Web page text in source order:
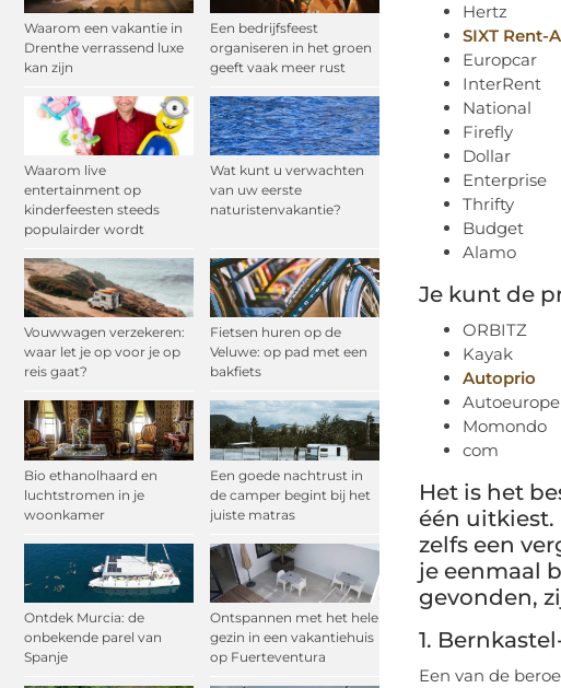
Waarom een vakantie in
Drenthe verrassend luxe
kan zijn
Een bedrijfsfeest
organiseren in het groen
geeft vaak meer rust
Waarom live
entertainment op
kinderfeesten steeds
populairder wordt
Wat kunt u verwachten
van uw eerste
naturistenvakantie?
Vouwwagen verzekeren:
waar let je op voor je op
reis gaat?
Fietsen huren op de
Veluwe: op pad met een
bakfiets
Bio ethanolhaard en
luchtstromen in je
woonkamer
Een goede nachtrust in
de camper begint bij het
juiste matras
Ontdek Murcia: de
onbekende parel van
Spanje
Ontspannen met het hele
gezin in een vakantiehuis
op Fuerteventura
Hertz
SIXT Rent-
Europcar
InterRent
National
Firefly
Dollar
Enterprise
Thrifty
Budget
Alamo
Je kunt de
ORBITZ
Kayak
Autoprio
Autoeurope
Momondo
com
Het is het
één uitkiest.
zelfs een
je eenmaal
gevonden,
1.
Een van de